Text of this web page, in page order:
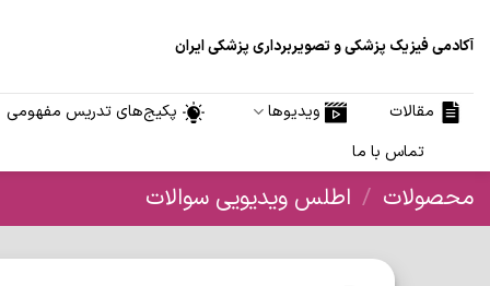
آکادمی فیزیک پزشکی و تصویربرداری پزشکی ایران
مقالات ویدیوها
پکیج‌های تدریس مفهومی
تماس با ما
محصولات / اطلس ویدیویی سوالات